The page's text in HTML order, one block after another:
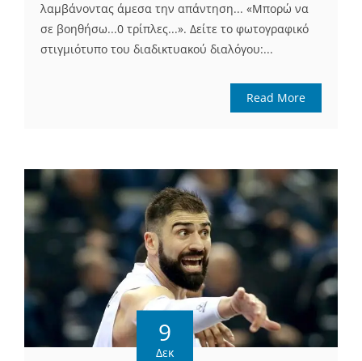
λαμβάνοντας άμεσα την απάντηση... «Μπορώ να
σε βοηθήσω...0 τρίπλες...». Δείτε το φωτογραφικό
στιγμιότυπο του διαδικτυακού διαλόγου:...
Read More
9
Δεκ